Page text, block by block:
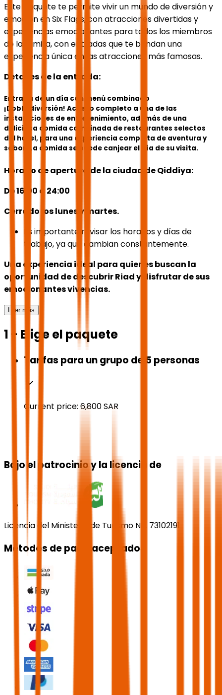
Este paquete te permite vivir un mundo de diversión y
emoción en Six Flags, con atracciones divertidas y
experiencias emocionantes para todos los miembros
de la familia, con entradas que te brindan una
experiencia única en las atracciones más famosas.
Detalles de la entrada:
Entrada de un día con menú combinado
¡Doble diversión! Acceso completo a una de las
instalaciones de entretenimiento, además de una
deliciosa comida combinada de restaurantes selectos
del hotel, para una experiencia completa de aventura y
sabor. La comida se puede canjear el día de su visita.
Horario de apertura de la ciudad de Qiddiya:
De 16:00 a 24:00
Cerrado los lunes y martes.
Es importante revisar los horarios y días de
trabajo, ya que cambian constantemente.
Una experiencia ideal para quienes buscan la
oportunidad de descubrir Riad y disfrutar de sus
emocionantes vivencias.
Leer más
1 - Elige el paquete
Tarifas para un grupo de 5 personas
Current price: 6,800SAR
Bajo el patrocinio y la licencia de
Licencia del Ministerio de Turismo No. 73102191
Métodos de pago aceptados